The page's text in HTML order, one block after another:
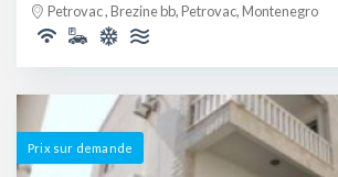
Petrovac , Brezine bb, Petrovac, Montenegro
Prix ​​sur demande